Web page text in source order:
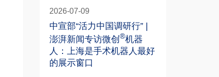
2026-07-09
中宣部“活力中国调研行” |
澎湃新闻专访微创®机器
人：上海是手术机器人最好
的展示窗口